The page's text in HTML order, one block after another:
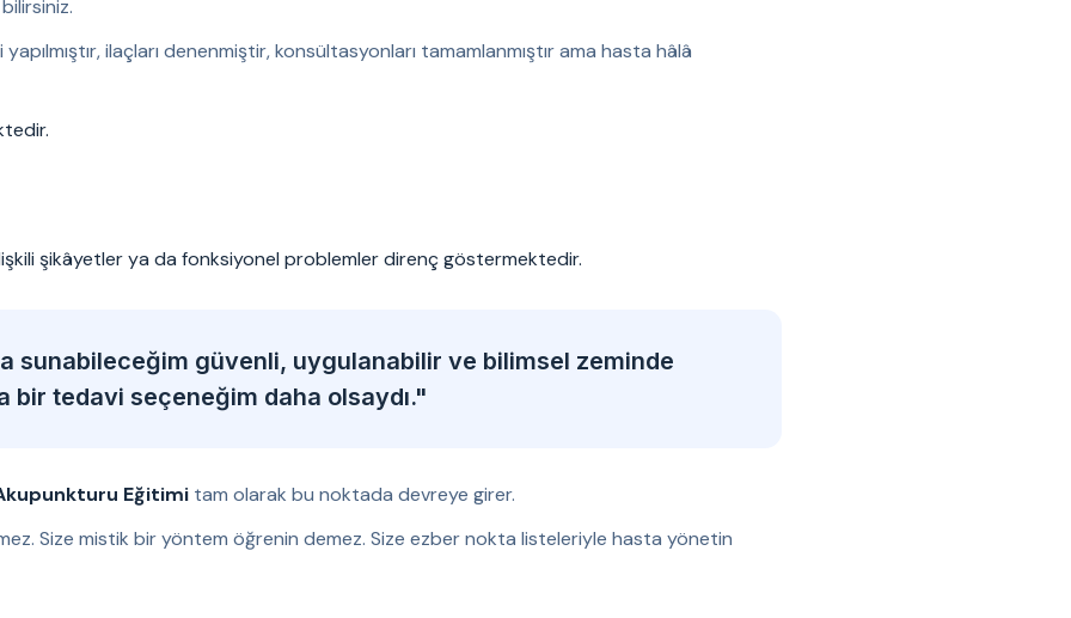
ilaçları denenmiştir, konsültasyonları tamamlanmıştır ama hasta hâlâ
şikâyetler ya da fonksiyonel problemler direnç göstermektedir.
sunabileceğim güvenli, uygulanabilir ve bilimsel zeminde
bir tedavi seçeneğim daha olsaydı."
Eğitimi tam olarak bu noktada devreye girer.
Size mistik bir yöntem öğrenin demez. Size ezber nokta listeleriyle hasta yönetin